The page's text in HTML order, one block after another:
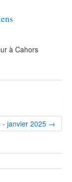
à Cahors
- janvier 2025 →